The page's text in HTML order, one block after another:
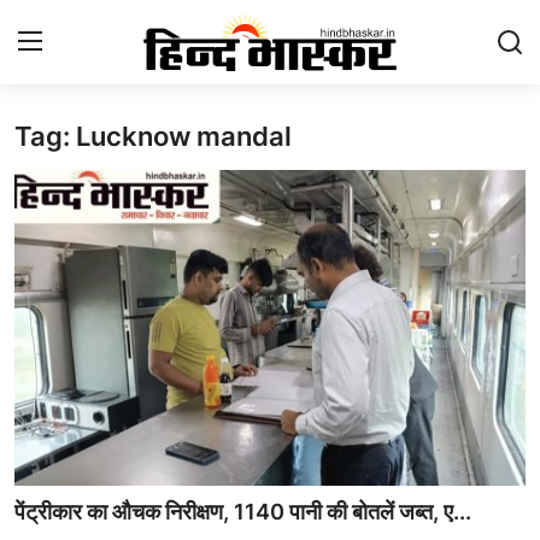
Login Register
Contact
होम
राष्ट्र चिंतन
उत्तर प्रदेश
आज का विचार
मनोरंजन
epaper
Tag: Lucknow mandal
पेंट्रीकार का औचक निरीक्षण, 1140 पानी की बोतलें जब्त, ए...